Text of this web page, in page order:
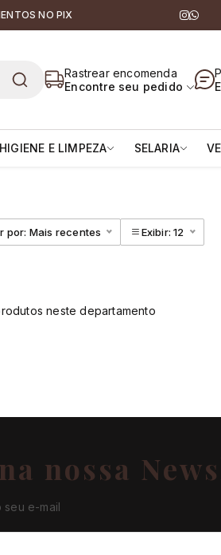
NO PIX
Rastrear encomenda
Encontre seu pedido
HIGIENE E LIMPEZA SELARIA
por: Mais recentes Exibir: 12
neste departamento
nossa
e-mail